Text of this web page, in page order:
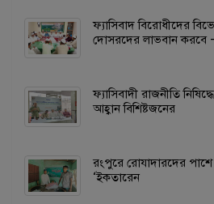
ফ্যাসিবাদ বিরোধীদের
দোসরদের লাভবান করবে
ফ্যাসিবাদী রাজনীতি
আহ্বান বিশিষ্টজনের
রংপুরে রোযাদারদের পাশে
‘ইকতারেন